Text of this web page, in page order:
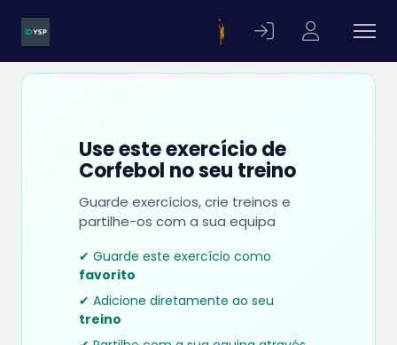
Use este exercício de
Corfebol no seu treino
Guarde exercícios, crie treinos e
partilhe-os com a sua equipa
✔ Guarde este exercício como
favorito
✔ Adicione diretamente ao seu
treino